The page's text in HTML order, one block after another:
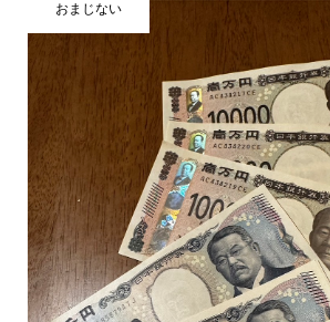
おまじない